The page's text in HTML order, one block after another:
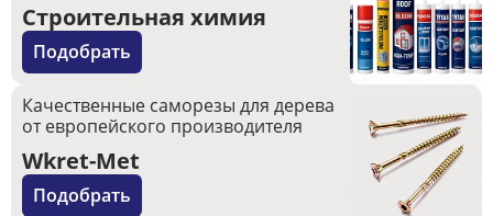
Строительная химия
Подобрать
Качественные саморезы для дерева
от европейского производителя
Wkret-Met
Подобрать